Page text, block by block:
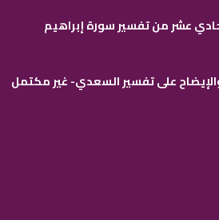
عشر من تفسير سورة إبراهيم
على تفسير السعدي- غير مكتمل